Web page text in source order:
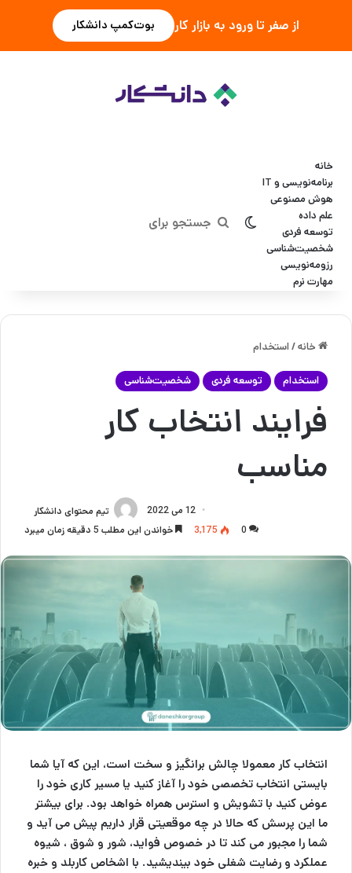
از صفر تا ورود به بازار کار بوت‌کمپ دانشکار
خانه
برنامه‌نویسی و IT
هوش مصنوعی
علم داده
توسعه فردی
شخصیت‌شناسی
رزومه‌نویسی
مهارت نرم
تغییر پوسته
جستجو
خانه/ استخدام
استخدام توسعه فردی شخصیت‌شناسی
فرایند انتخاب کار
مناسب
تیم محتوای دانشکار
12 می 2022
0
3,175 خواندن این مطلب 5 دقیقه زمان میبرد
انتخاب کار معمولا چالش برانگیز و سخت است، این که آیا شما
بایستی انتخاب تخصصی خود را آغاز کنید یا مسیر کاری خود را
عوض کنید با تشویش و استرس همراه خواهد بود. برای بیشتر
ما این پرسش که حالا در چه موقعیتی قرار داریم پیش می آید و
شما را مجبور می کند تا در خصوص فواید، شور و شوق ، شیوه
عملکرد و رضایت شغلی خود بیندیشید. با اشخاص کاربلد و خبره